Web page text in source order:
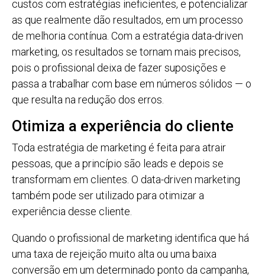
custos com estratégias ineficientes, e potencializar
as que realmente dão resultados, em um processo
de melhoria contínua. Com a estratégia data-driven
marketing, os resultados se tornam mais precisos,
pois o profissional deixa de fazer suposições e
passa a trabalhar com base em números sólidos — o
que resulta na redução dos erros.
Otimiza a experiência do cliente
Toda estratégia de marketing é feita para atrair
pessoas, que a princípio são leads e depois se
transformam em clientes. O data-driven marketing
também pode ser utilizado para otimizar a
experiência desse cliente.
Quando o profissional de marketing identifica que há
uma taxa de rejeição muito alta ou uma baixa
conversão em um determinado ponto da campanha,